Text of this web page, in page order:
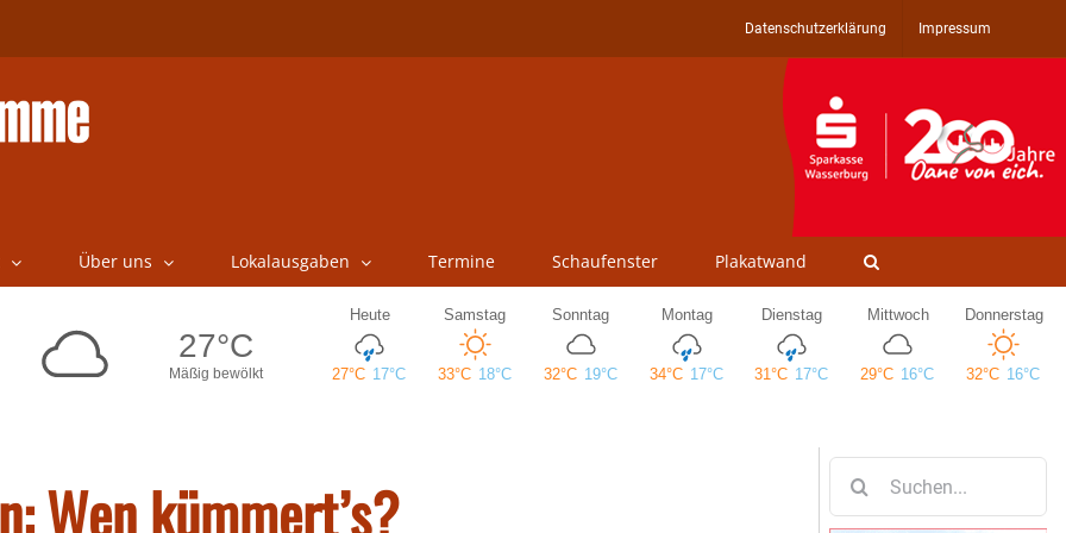
Datenschutzerklärung Impressum
Über uns Lokalausgaben Termine Schaufenster Plakatwand
Wen kümmert’s?
nach: